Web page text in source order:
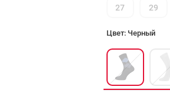
27 29
Цвет: Черный